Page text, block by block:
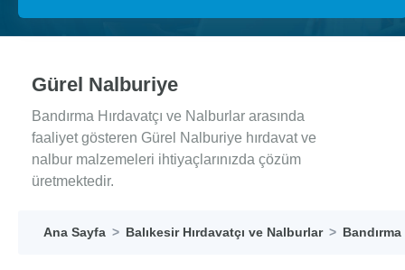
Gürel Nalburiye
Bandırma Hırdavatçı ve Nalburlar arasında
faaliyet gösteren Gürel Nalburiye hırdavat ve
nalbur malzemeleri ihtiyaçlarınızda çözüm
üretmektedir.
Ana Sayfa Balıkesir Hırdavatçı ve Nalburlar